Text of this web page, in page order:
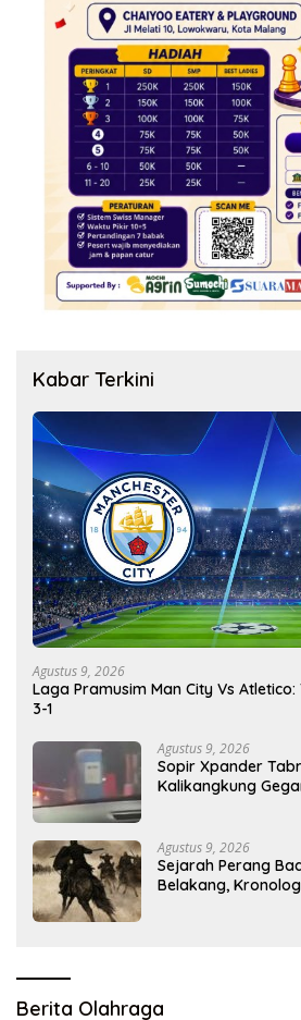
Kabar Terkini
Agustus 9, 2026
Laga Pramusim Man City Vs Atletico:
3-1
Agustus 9, 2026
Sopir Xpander
Kalikangkung
Agustus 9, 2026
Sejarah Perang
Belakang,
Berita Olahraga